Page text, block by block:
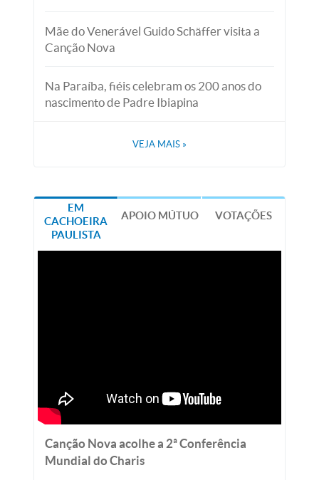
Mãe do Venerável Guido Schäffer visita a
Canção Nova
Na Paraíba, fiéis celebram os 200 anos do
nascimento de Padre Ibiapina
VEJA MAIS »
EM
CACHOEIRA
PAULISTA
APOIO MÚTUO VOTAÇÕES
Canção Nova acolhe a 2ª Conferência
Mundial do Charis